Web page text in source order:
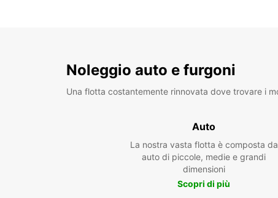
Noleggio auto e furgoni
Una flotta costantemente rinnovata dove trovare i
Auto
La nostra vasta flotta è composta da
auto di piccole, medie e grandi
dimensioni
Scopri di più